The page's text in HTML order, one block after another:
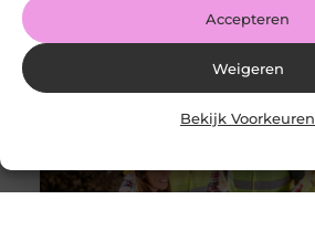
Accepteren
Weigeren
Bekijk Voorkeuren